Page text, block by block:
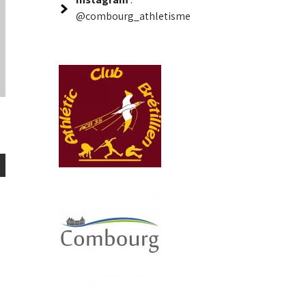
@combourg_athletisme